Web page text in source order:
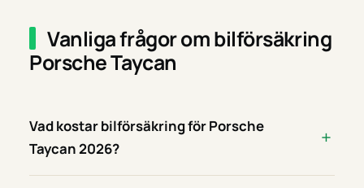
Vanliga frågor om bilförsäkring
Porsche Taycan
Vad kostar bilförsäkring för Porsche
Taycan 2026?